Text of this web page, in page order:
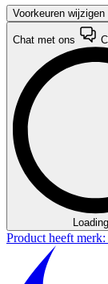
Voorkeuren wijzigen
Chat met ons
Product heeft